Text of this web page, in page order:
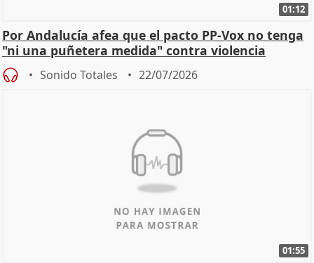
01:12
Por Andalucía afea que el pacto PP-Vox no tenga
"ni una puñetera medida" contra violencia
machista
Sonido Totales 22/07/2026
01:55